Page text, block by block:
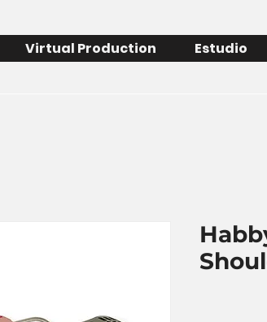
Virtual Production Estudio